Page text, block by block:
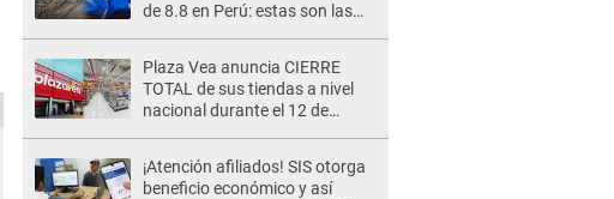
de 8.8 en Perú: estas son las
Plaza Vea anuncia CIERRE
TOTAL de sus tiendas a nivel
nacional durante el 12 de
¡Atención afiliados! SIS otorga
beneficio económico y así